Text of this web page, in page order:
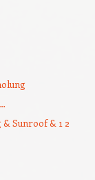
Sunroof & 1 2